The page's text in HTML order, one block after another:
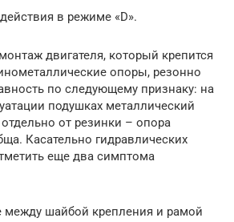
в режиме «D».
двигателя, который крепится
опоры, резонно
по следующему признаку: на
подушках металлический
от резинки – опора
Касательно гидравлических
еще два симптома
между шайбой крепления и рамой